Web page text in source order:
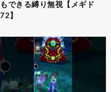
もできる縛り無視【メギド
72】